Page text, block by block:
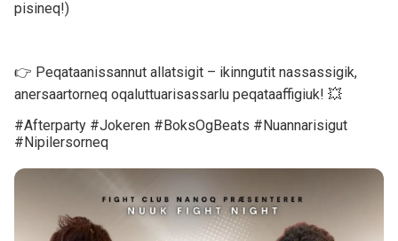
pisineq!)
👉 Peqataanissannut allatsigit – ikinngutit nassassigik,
anersaartorneq oqaluttuarisassarlu peqataaffigiuk! 💥
#Afterparty #Jokeren #BoksOgBeats #Nuannarisigut
#Nipilersorneq